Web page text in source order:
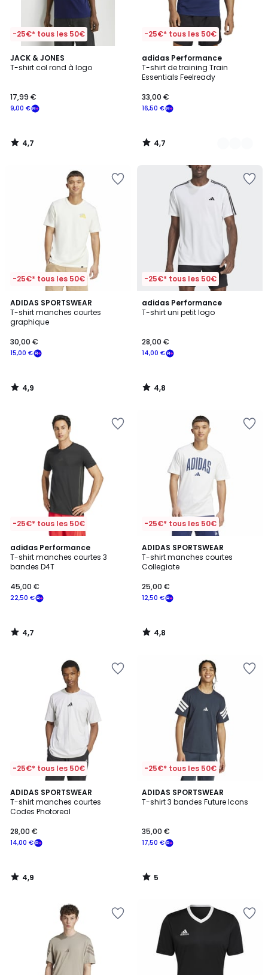
-25€* tous les 50€
JACK & JONES
T-shirt col rond à logo
9,00 €
17,99 €
4,7
/ 5
4,7
/
-25€* tous les 50€
adidas Performance
T-shirt de training Train
Essentials Feelready
16,50 €
33,00 €
4,7
/ 5
2
Couleurs
4,7
/
-25€* tous les 50€
ADIDAS SPORTSWEAR
T-shirt manches courtes
graphique
15,00 €
30,00 €
4,9
/ 5
4,9
/
-25€* tous les 50€
adidas Performance
T-shirt uni petit logo
14,00 €
28,00 €
4,8
/ 5
4,8
/
-25€* tous les 50€
adidas Performance
T-shirt manches courtes 3
bandes D4T
22,50 €
45,00 €
4,7
/ 5
4,7
/
-25€* tous les 50€
ADIDAS SPORTSWEAR
T-shirt manches courtes
Collegiate
12,50 €
25,00 €
4,8
/ 5
4,8
/
-25€* tous les 50€
ADIDAS SPORTSWEAR
T-shirt manches courtes
Codes Photoreal
14,00 €
28,00 €
4,9
/ 5
4,9
/
-25€* tous les 50€
ADIDAS SPORTSWEAR
T-shirt 3 bandes Future Icons
17,50 €
35,00 €
5
/
5
/